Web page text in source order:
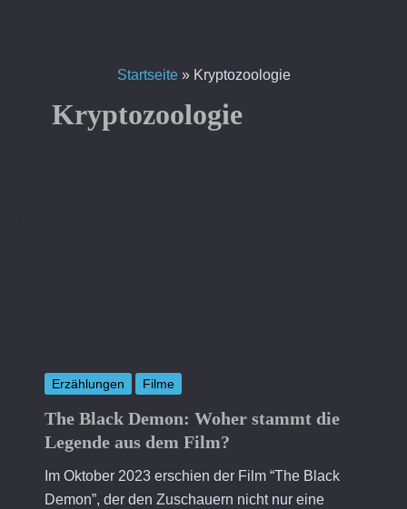
Startseite» Kryptozoologie
Kryptozoologie
Erzählungen Filme
The Black Demon: Woher stammt die
Legende aus dem Film?
Im Oktober 2023 erschien der Film “The Black
Demon”, der den Zuschauern nicht nur eine